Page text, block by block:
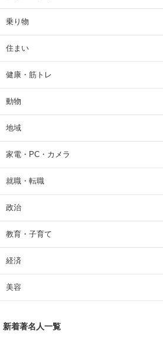
乗り物
住まい
健康・筋トレ
動物
地域
家電・PC・カメラ
就職・転職
政治
教育・子育て
経済
美容
新着著名人一覧